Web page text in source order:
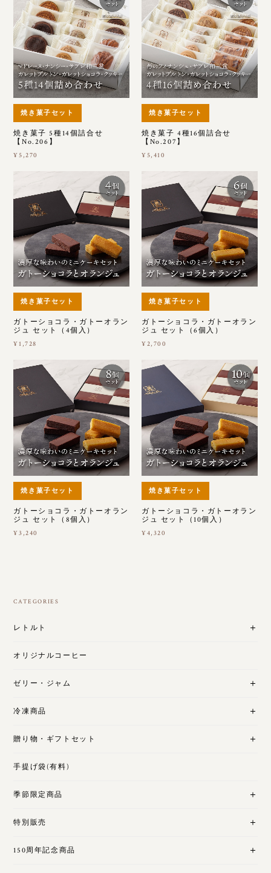
焼き菓子セット
焼き菓子 5種14個詰合せ
【No.206】
¥5,270
焼き菓子セット
焼き菓子 4種16個詰合せ
【No.207】
¥5,410
焼き菓子セット
ガトーショコラ・ガトーオラン
ジュ セット（4個入）
¥1,728
焼き菓子セット
ガトーショコラ・ガトーオラン
ジュ セット（6個入）
¥2,700
焼き菓子セット
ガトーショコラ・ガトーオラン
ジュ セット（8個入）
¥3,240
焼き菓子セット
ガトーショコラ・ガトーオラン
ジュ セット（10個入）
¥4,320
CATEGORIES
レトルト
オリジナルコーヒー
ゼリー・ジャム
冷凍商品
贈り物・ギフトセット
手提げ袋(有料)
季節限定商品
特別販売
150周年記念商品